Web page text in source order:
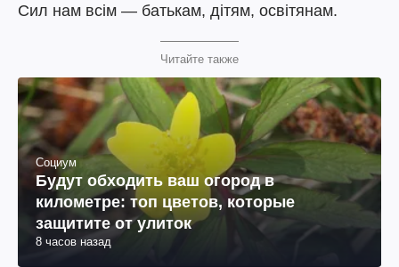
Сил нам всім — батькам, дітям, освітянам.
Читайте также
Социум
Будут обходить ваш огород в
километре: топ цветов, которые
защитите от улиток
8 часов назад